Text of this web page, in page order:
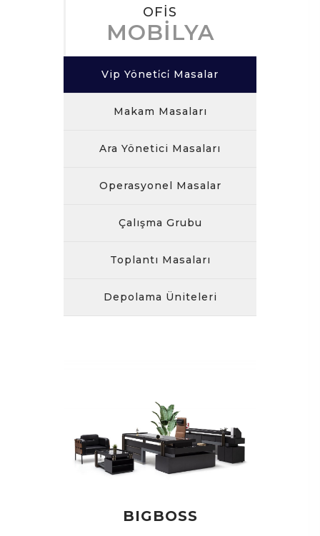
OFİS
MOBİLYA
Vip Yöneti̇ci̇ Masalar
Makam Masaları
Ara Yönetici Masaları
Operasyonel Masalar
Çalışma Grubu
Toplantı Masaları
Depolama Üniteleri
BIGBOSS